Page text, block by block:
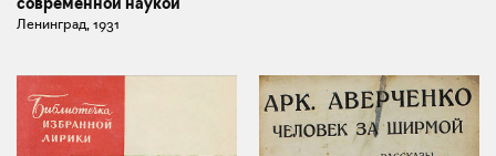
Ленинград, 1931